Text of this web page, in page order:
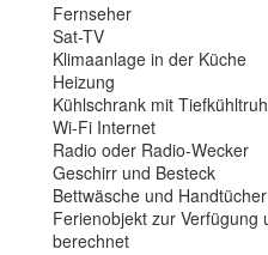
Fernseher
Sat-TV
Klimaanlage in der Küche
Heizung
Kühlschrank mit
Wi-Fi Internet
Radio oder Radio-Wecker
Geschirr und Besteck
Bettwäsche und
Ferienobjekt zur Verfügung
berechnet